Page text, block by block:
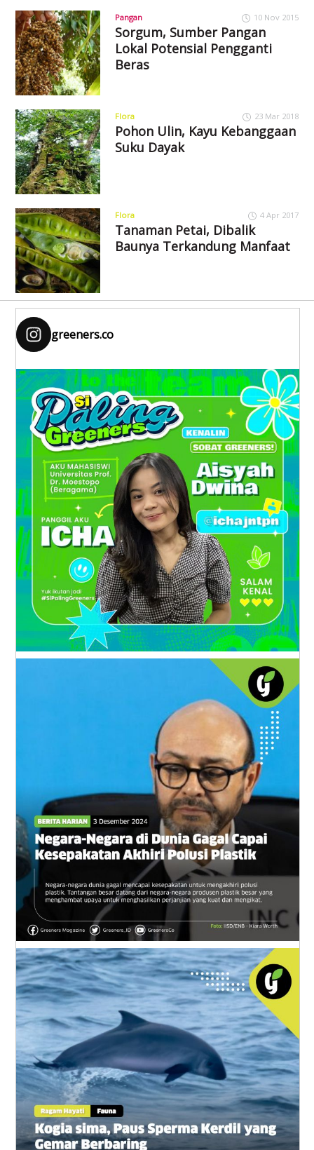
Pangan 10 Nov 2015
Sorgum, Sumber Pangan
Lokal Potensial Pengganti
Beras
Flora 23 Mar 2018
Pohon Ulin, Kayu Kebanggaan
Suku Dayak
Flora 4 Apr 2017
Tanaman Petai, Dibalik
Baunya Terkandung Manfaat
greeners.co